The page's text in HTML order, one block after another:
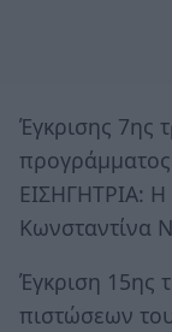
Έγκρισης 7ης
ΕΙΣΗΓΗΤΡΙΑ: Η
Κωνσταντίνα
Έγκριση 15ης
πιστώσεων